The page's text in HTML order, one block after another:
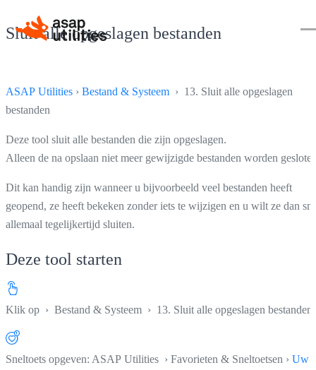
Sluit alle opgeslagen bestanden
ASAP Utilities › Bestand & Systeem › 13. Sluit alle opgeslagen
bestanden
Deze tool sluit alle bestanden die zijn opgeslagen.
Alleen de na opslaan niet meer gewijzigde bestanden worden
Dit kan handig zijn wanneer u bijvoorbeeld veel bestanden heeft
geopend, ze heeft bekeken zonder iets te wijzigen en u wilt ze dan
allemaal tegelijkertijd sluiten.
Deze tool starten
Klik op › Bestand & Systeem › 13. Sluit alle opgeslagen bestanden
Sneltoets opgeven: ASAP Utilities › Favorieten & Sneltoetsen › Uw